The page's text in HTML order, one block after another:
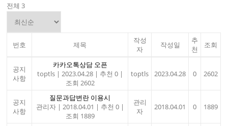
전체 3
번호 제목
작성
자
작성일
추
천
조회
공지
사항
카카오톡상담 오픈
toptls | 2023.04.28 | 추천 0 |
조회 2602
toptls 2023.04.28 0 2602
공지
사항
질문과답변란 이용시
관리자 | 2018.04.01 | 추천 0 |
조회 1889
관리
자
2018.04.01 0 1889